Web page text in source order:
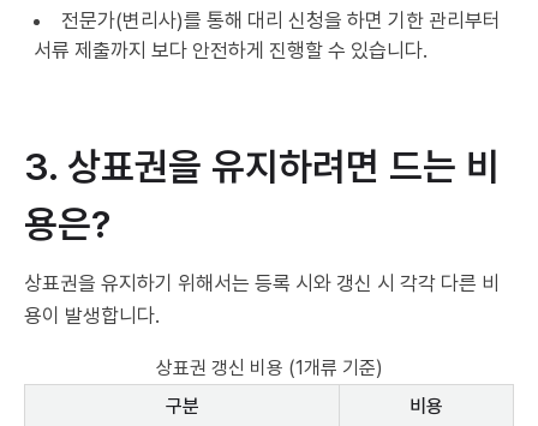
전문가(변리사)를 통해 대리 신청을 하면 기한 관리부터
서류 제출까지 보다 안전하게 진행할 수 있습니다.
3. 상표권을 유지하려면 드는 비
용은?
상표권을 유지하기 위해서는 등록 시와 갱신 시 각각 다른 비
용이 발생합니다.
상표권 갱신 비용 (1개류 기준)
구분
비용